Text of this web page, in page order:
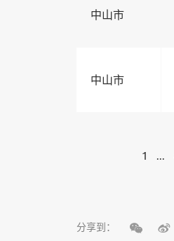
中山市
中山市
1 ...
分享到：  